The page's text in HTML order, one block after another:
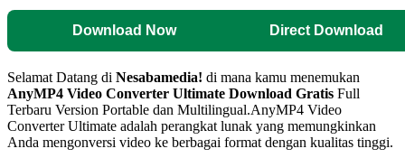
Download Now Direct Download
Selamat Datang di Nesabamedia! di mana kamu menemukan
AnyMP4 Video Converter Ultimate Download Gratis Full
Terbaru Version Portable dan Multilingual.AnyMP4 Video
Converter Ultimate adalah perangkat lunak yang memungkinkan
Anda mengonversi video ke berbagai format dengan kualitas tinggi.